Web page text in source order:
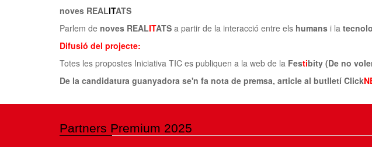
noves REALITATS
Parlem de noves REALITATS a partir de la interacció entre els humans i la
Difusió del projecte:
Totes les propostes Iniciativa TIC es publiquen a la web de la Festibity (De no
De la candidatura guanyadora se'n fa nota de premsa, article al butlletí Click
Partners Premium 2025